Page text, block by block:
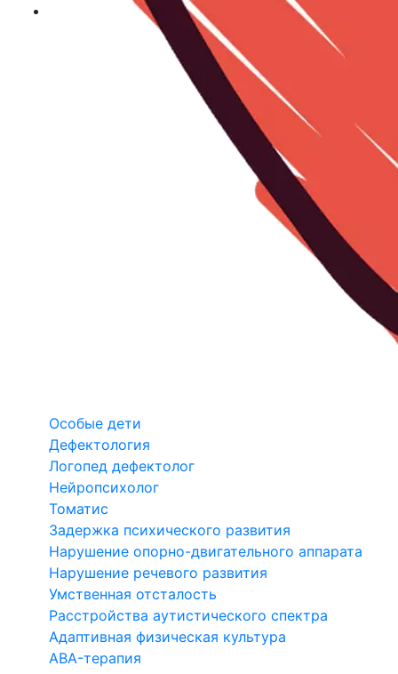
Особые дети
Дефектология
Логопед дефектолог
Нейропсихолог
Томатис
Задержка психического развития
Нарушение опорно-двигательного аппарата
Нарушение речевого развития
Умственная отсталость
Расстройства аутистического спектра
Адаптивная физическая культура
ABA-терапия